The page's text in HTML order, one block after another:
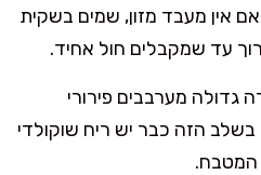
אין מעבד מזון, שמים בשקית
עד שמקבלים חול אחיד.
גדולה מערבבים פירורי
בשלב הזה כבר יש ריח שוקולדי